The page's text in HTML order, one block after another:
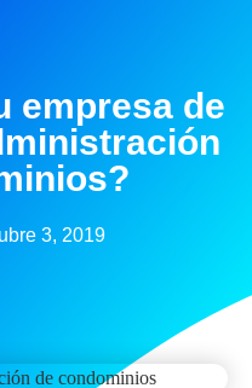
empresa de
3, 2019